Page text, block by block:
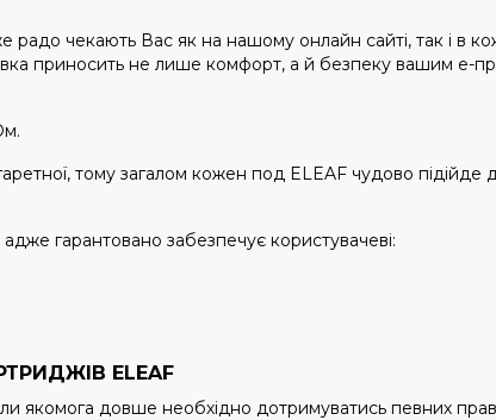
радо чекають Вас як на нашому онлайн сайті, так і в
приносить не лише комфорт, а й безпеку вашим е-
тому загалом кожен под ELEAF чудово підійде
гарантовано забезпечує користувачеві:
ELEAF
якомога довше необхідно дотримуватись певних